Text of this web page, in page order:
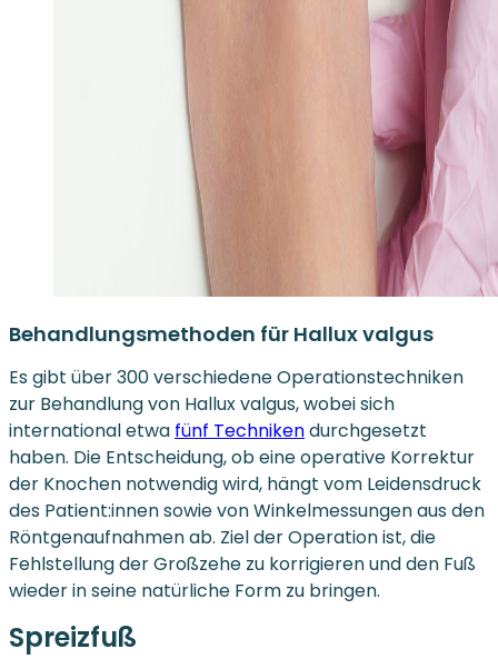
Behandlungsmethoden für Hallux valgus
Es gibt über 300 verschiedene Operationstechniken
zur Behandlung von Hallux valgus, wobei sich
international etwa fünf Technikendurchgesetzt
haben. Die Entscheidung, ob eine operative Korrektur
der Knochen notwendig wird, hängt vom Leidensdruck
des Patient:innen sowie von Winkelmessungen aus den
Röntgenaufnahmen ab. Ziel der Operation ist, die
Fehlstellung der Großzehe zu korrigieren und den Fuß
wieder in seine natürliche Form zu bringen.
Spreizfuß